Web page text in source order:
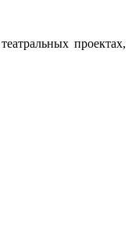
проектах,